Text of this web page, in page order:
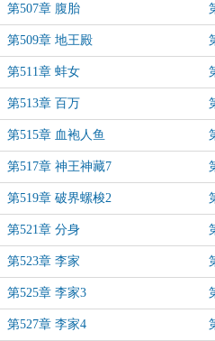
第507章 腹胎
第509章 地王殿
第511章 蚌女
第513章 百万
第515章 血袍人鱼
第517章 神王神藏7
第519章 破界螺梭2
第521章 分身
第523章 李家
第525章 李家3
第527章 李家4